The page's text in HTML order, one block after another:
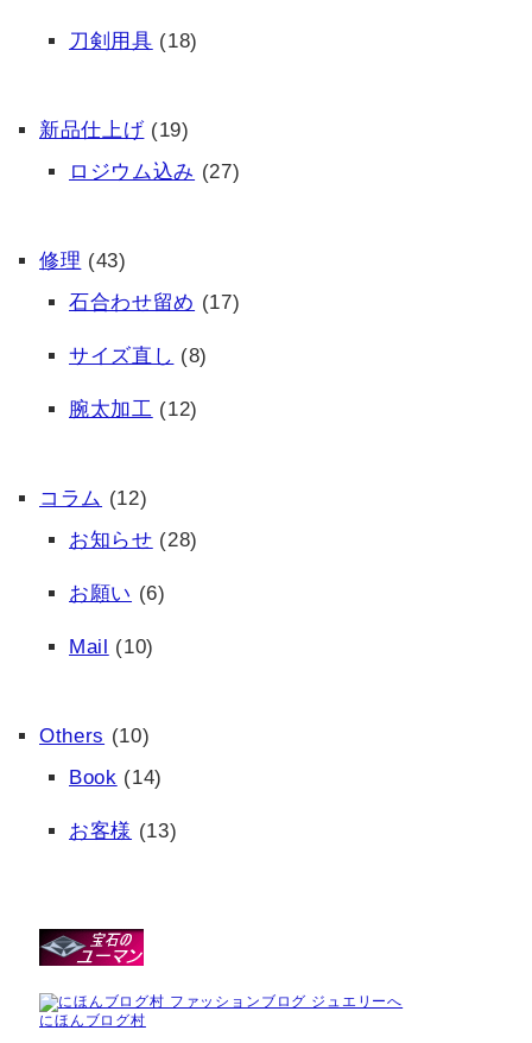
刀剣用具 (18)
新品仕上げ (19)
ロジウム込み (27)
修理 (43)
石合わせ留め (17)
サイズ直し (8)
腕太加工 (12)
コラム (12)
お知らせ (28)
お願い (6)
Mail (10)
Others (10)
Book (14)
お客様 (13)
にほんブログ村